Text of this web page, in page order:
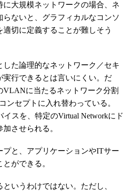
大規模ネットワークの場合、ネ
ないと、グラフィカルなコンソ
切に定義することが難しそう
た論理的なネットワーク／セキ
実行できるとは言いにくい。だ
に当たるネットワーク分割
ンセプトに入れ替わっている。
スを、特定のVirtual Networkにド
させられる。
と、アプリケーションやITサー
ができる。
いうわけではない。ただし、